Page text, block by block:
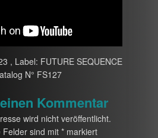
, Label: FUTURE SEQUENCE
N° FS127
Kommentar
wird nicht veröffentlicht.
Felder sind mit* markiert